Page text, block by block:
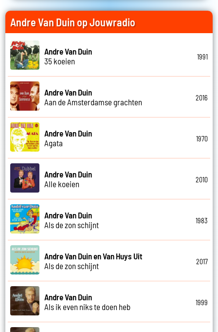
Andre Van Duin op Jouwradio
Andre Van Duin
35 koeien
1991
Andre Van Duin
Aan de Amsterdamse grachten
2016
Andre Van Duin
Agata
1970
Andre Van Duin
Alle koeien
2010
Andre Van Duin
Als de zon schijnt
1983
Andre Van Duin en Van Huys Uit
Als de zon schijnt
2017
Andre Van Duin
Als ik even niks te doen heb
1999